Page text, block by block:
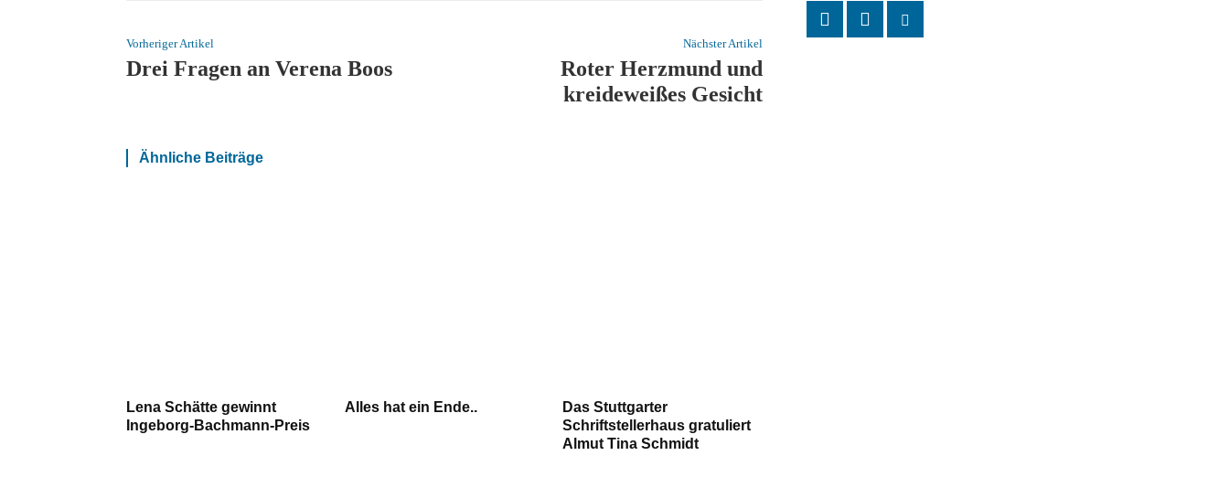
Vorheriger Artikel
Drei Fragen an Verena Boos
Nächster Artikel
Roter Herzmund und
kreideweißes Gesicht
Ähnliche Beiträge
Lena Schätte gewinnt
Ingeborg-Bachmann-Preis
Alles hat ein Ende..
Das Stuttgarter
Schriftstellerhaus gratuliert
Almut Tina Schmidt